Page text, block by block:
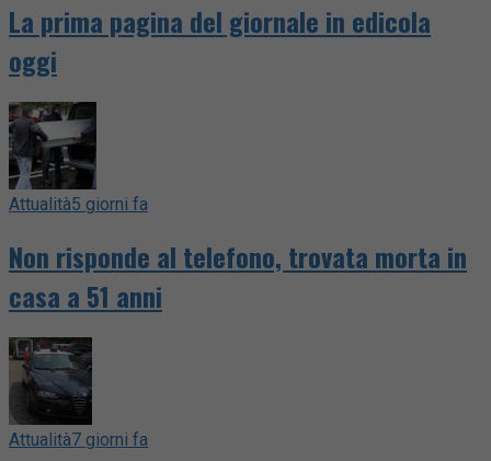
La prima pagina del giornale in edicola
oggi
Attualità5 giorni fa
Non risponde al telefono, trovata morta in
casa a 51 anni
Attualità7 giorni fa